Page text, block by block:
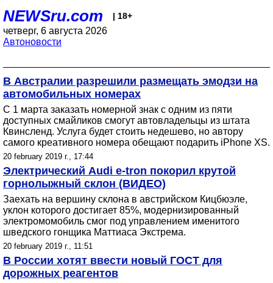
NEWSru.com | 18+
четверг, 6 августа 2026
Автоновости
В Австралии разрешили размещать эмодзи на
автомобильных номерах
С 1 марта заказать номерной знак с одним из пяти
доступных смайликов смогут автовладельцы из штата
Квинсленд. Услуга будет стоить недешево, но автору
самого креативного номера обещают подарить iPhone XS.
20 february 2019 г., 17:44
Электрический Audi e-tron покорил крутой
горнолыжный склон (ВИДЕО)
Заехать на вершину склона в австрийском Кицбюэле,
уклон которого достигает 85%, модернизированный
электромомобиль смог под управлением именитого
шведского гонщика Маттиаса Экстрема.
20 february 2019 г., 11:51
В России хотят ввести новый ГОСТ для
дорожных реагентов